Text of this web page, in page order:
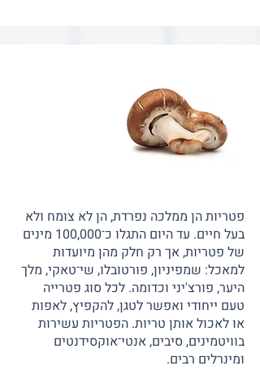
פטריות הן ממלכה נפרדת, הן לא צומח ולא
בעל חיים. עד היום התגלו כ־100,000 מינים
של פטריות, אך רק חלק מהן מיועדות
למאכל: שמפיניון, פורטובלו, שי־טאקי, מלך
היער, פורצ'יני וכדומה. לכל סוג פטרייה
טעם ייחודי ואפשר לטגן, להקפיץ, לאפות
או לאכול אותן טריות. הפטריות עשירות
בוויטמינים, סיבים, אנטי־אוקסידנטים
ומינרלים רבים.